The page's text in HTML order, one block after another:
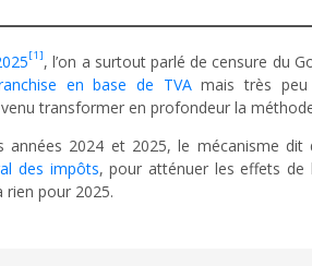
[1], l’on a surtout parlé de censure du
en base de TVAmais très peu
transformer en profondeur la
années 2024 et 2025, le mécanisme
des impôts, pour atténuer les effets
rien pour 2025.